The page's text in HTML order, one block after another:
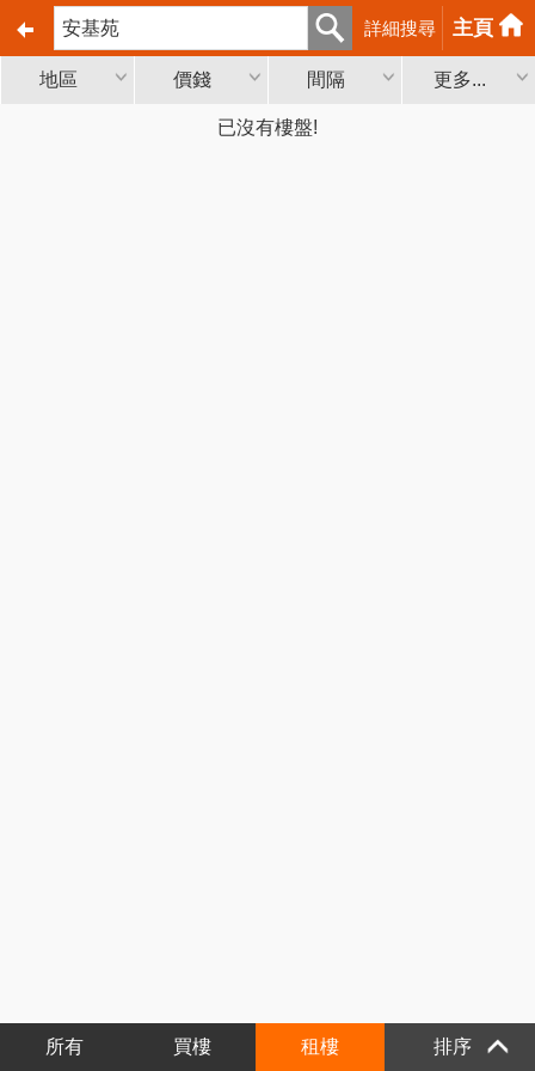
詳細搜尋 主頁
地區 價錢 間隔 更多...
已沒有樓盤!
所有 買樓 租樓 排序